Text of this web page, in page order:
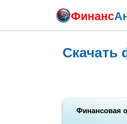
Финанс
Скачать
Финансовая